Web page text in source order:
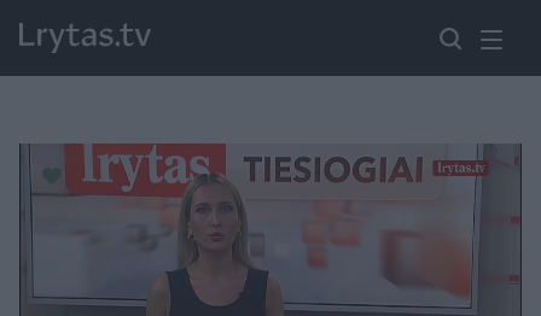
Paremkite Ukrainą